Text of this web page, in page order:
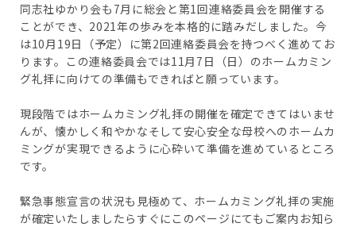
同志社ゆかり会も7月に総会と第1回連絡委員会を開催する
ことができ、2021年の歩みを本格的に踏みだしました。今
は10月19日（予定）に第2回連絡委員会を持つべく進めてお
ります。この連絡委員会では11月7日（日）のホームカミン
グ礼拝に向けての準備もできればと願っています。
現段階ではホームカミング礼拝の開催を確定できてはいませ
んが、懐かしく和やかなそして安心安全な母校へのホームカ
ミングが実現できるように心砕いて準備を進めているところ
です。
緊急事態宣言の状況も見極めて、ホームカミング礼拝の実施
が確定いたしましたらすぐにこのページにてもご案内お知ら